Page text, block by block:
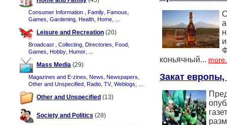
Consumer Information , Family, Famous,
Games, Gardening, Health, Home,
Leisure and Recreation (20)
Broadcast , Collecting, Directories, Food,
Games, Hobby, Humor,
Mass Media (29)
Magazines and E-zines, News, Newspapers,
Other and Unspecified, Radio, TV, Weblogs,
Other and Unspecified (13)
Society and Politics (28)
коньячный...
Закат